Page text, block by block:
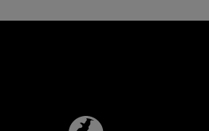
En savoir plus